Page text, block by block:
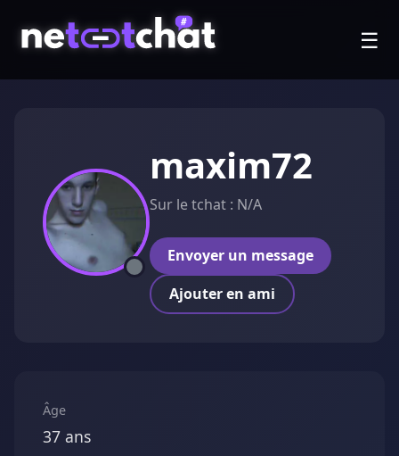
☰
maxim72
Sur le tchat : N/A
Envoyer un message
Ajouter en ami
Âge
37 ans